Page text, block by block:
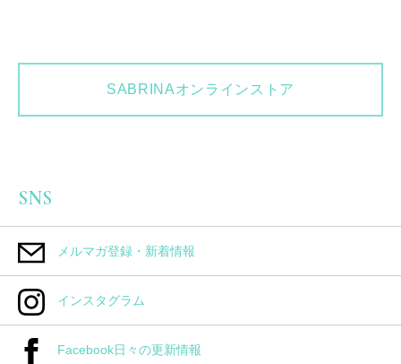
SABRINAオンラインストア
SNS
メルマガ登録・新着情報
インスタグラム
Facebook日々の更新情報